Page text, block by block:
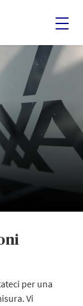
per una
Vi